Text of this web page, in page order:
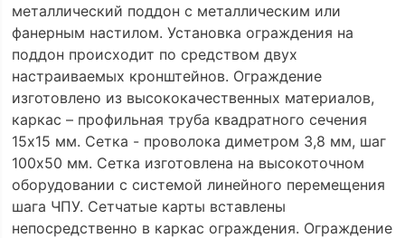
металлический поддон с металлическим или
фанерным настилом. Установка ограждения на
поддон происходит по средством двух
настраиваемых кронштейнов. Ограждение
изготовлено из высококачественных материалов,
каркас – профильная труба квадратного сечения
15х15 мм. Сетка - проволока диметром 3,8 мм, шаг
100х50 мм. Сетка изготовлена на высокоточном
оборудовании с системой линейного перемещения
шага ЧПУ. Сетчатые карты вставлены
непосредственно в каркас ограждения. Ограждение